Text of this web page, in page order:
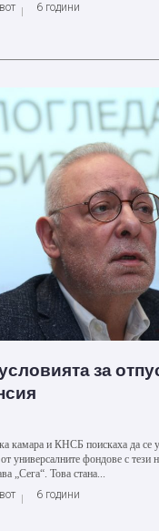
6 години
за
камара и КНСБ поискаха да се
универсалните фондове с тези
„Сега“. Това стана...
6 години